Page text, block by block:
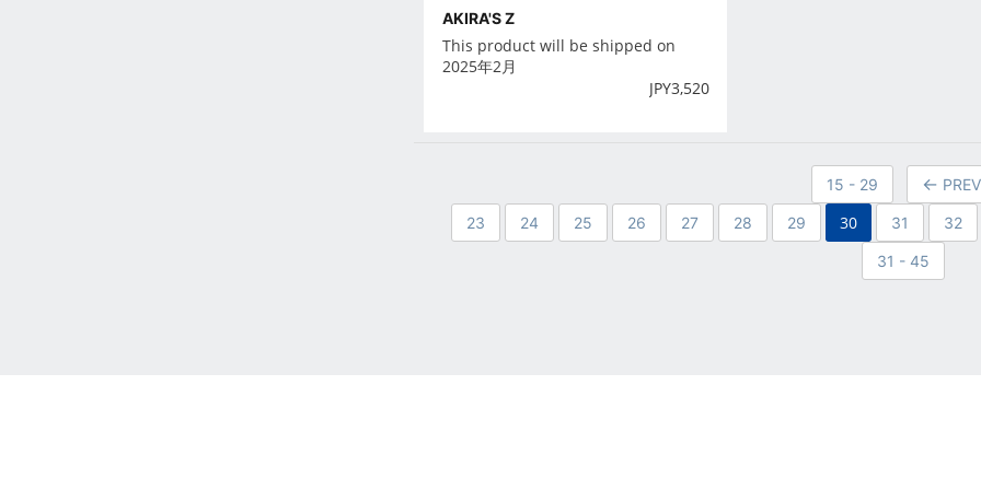
AKIRA'S Z
This product will be shipped on
2025年2月
JPY3,520
15 - 29 PREV
23 24 25 26 27 28 29 30 31 32
31 - 45